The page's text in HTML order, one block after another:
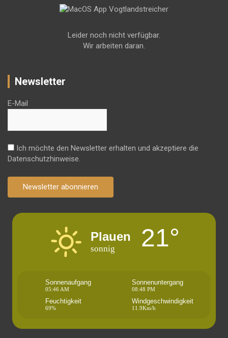
Leider noch nicht verfügbar.
Wir arbeiten daran.
Newsletter
E-Mail
Ich möchte den Newsletter erhalten und akzeptiere die
Datenschutzhinweise.
Newsletter abonnieren
Plauen
sonnig 21°
Sonnenaufgang
05:46 AM
Sonnenuntergang
08:48 PM
Feuchtigkeit
69%
Windgeschwindigkeit
11.9Km/h